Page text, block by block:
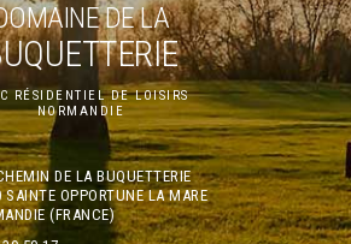
DE LA
RÉSIDENTIEL DE LOISIRS
NORMANDIE
DE LA BUQUETTERIE
SAINTE OPPORTUNE LA MARE
(FRANCE)